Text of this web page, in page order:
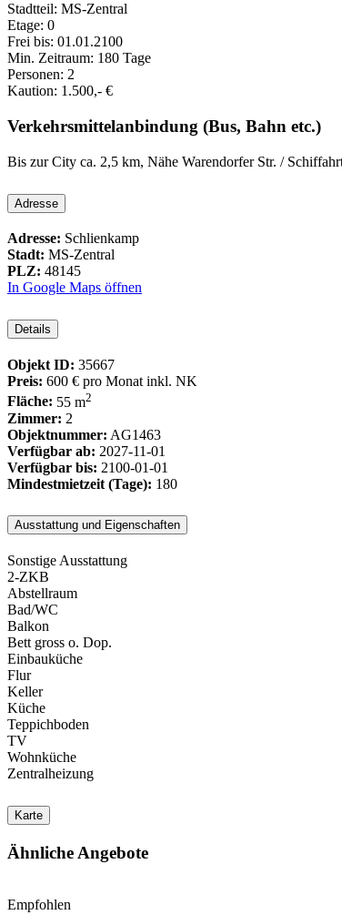
Stadtteil: MS-Zentral
Etage: 0
Frei bis: 01.01.2100
Min. Zeitraum: 180 Tage
Personen: 2
Kaution: 1.500,- €
Verkehrsmittelanbindung (Bus, Bahn etc.)
Bis zur City ca. 2,5 km, Nähe Warendorfer Str. /
Adresse
Adresse: Schlienkamp
Stadt: MS-Zentral
PLZ: 48145
In Google Maps öffnen
Details
Objekt ID: 35667
Preis: 600 € pro Monat inkl. NK
Fläche: 55 m2
Zimmer: 2
Objektnummer: AG1463
Verfügbar ab: 2027-11-01
Verfügbar bis: 2100-01-01
Mindestmietzeit (Tage): 180
Ausstattung und Eigenschaften
Sonstige Ausstattung
2-ZKB
Abstellraum
Bad/WC
Balkon
Bett gross o. Dop.
Einbauküche
Flur
Keller
Küche
Teppichboden
TV
Wohnküche
Zentralheizung
Karte
Ähnliche Angebote
Empfohlen